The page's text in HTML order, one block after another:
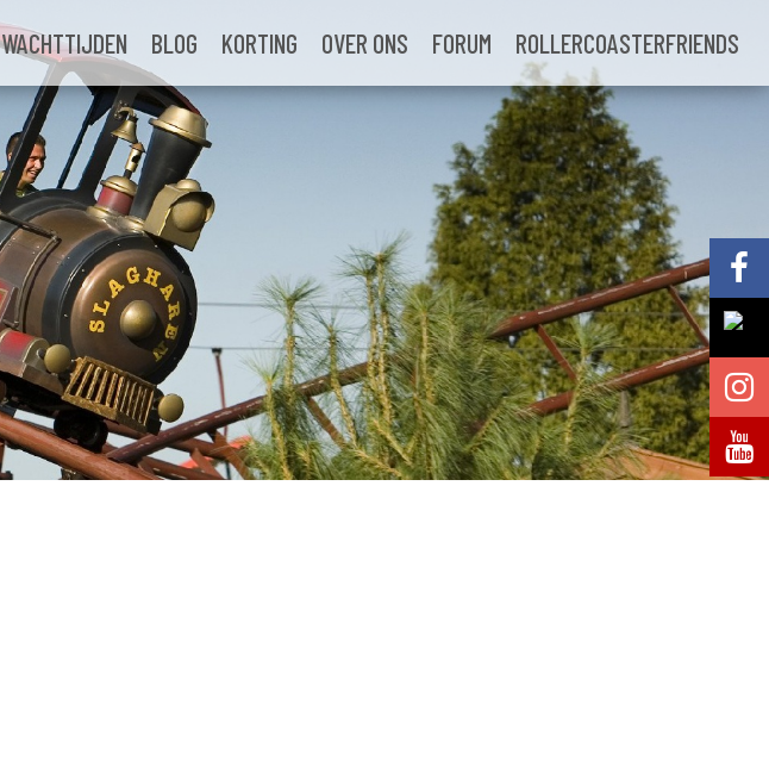
WACHTTIJDEN BLOG KORTING OVER ONS FORUM ROLLERCOASTERFRIENDS
Volg @Pretparkenbe
Volg @Pretparkenbe
Volg @Pretparken.be
Volg @Pretparkenbe